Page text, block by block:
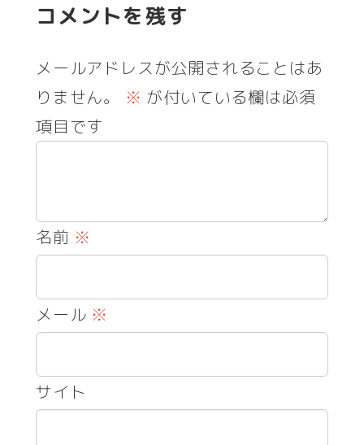
コメントを残す
メールアドレスが公開されることはあ
りません。
※ が付いている欄は必須
項目です
名前 ※
メール ※
サイト